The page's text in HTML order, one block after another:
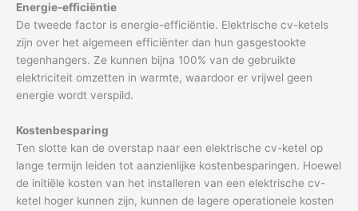
Energie-efficiëntie
De tweede factor is energie-efficiëntie. Elektrische cv-ketels
zijn over het algemeen efficiënter dan hun gasgestookte
tegenhangers. Ze kunnen bijna 100% van de gebruikte
elektriciteit omzetten in warmte, waardoor er vrijwel geen
energie wordt verspild.
Kostenbesparing
Ten slotte kan de overstap naar een elektrische cv-ketel op
lange termijn leiden tot aanzienlijke kostenbesparingen. Hoewel
de initiële kosten van het installeren van een elektrische cv-
ketel hoger kunnen zijn, kunnen de lagere operationele kosten